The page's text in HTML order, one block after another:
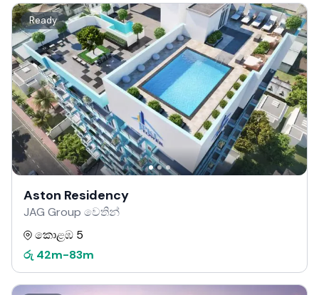
Ready
Aston Residency
JAG Group වෙතින්
කොළඹ 5
රු 42m-83m